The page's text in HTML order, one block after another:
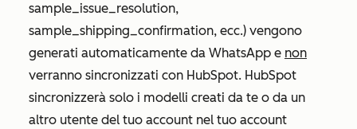
sample_issue_resolution,
sample_shipping_confirmation, ecc.) vengono
generati automaticamente da WhatsApp e non
verranno sincronizzati con HubSpot. HubSpot
sincronizzerà solo i modelli creati da te o da un
altro utente del tuo account nel tuo account